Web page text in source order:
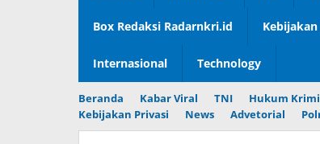
Box Redaksi Radarnkri.id
Internasional Technology
Beranda Kabar Viral TNI Hukum
Kebijakan Privasi
News Advetorial